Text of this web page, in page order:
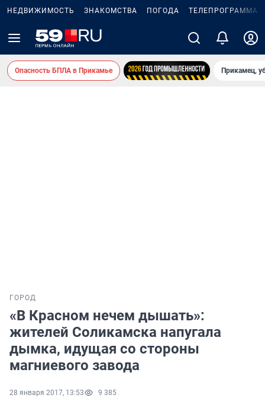
НЕДВИЖИМОСТЬ ЗНАКОМСТВА ПОГОДА ТЕЛЕПРОГРАММА
Опасность БПЛА в Прикамье Прикамец,
ГОРОД
«В Красном нечем дышать»:
жителей Соликамска напугала
дымка, идущая со стороны
магниевого завода
28 января 2017, 13:53 9 385